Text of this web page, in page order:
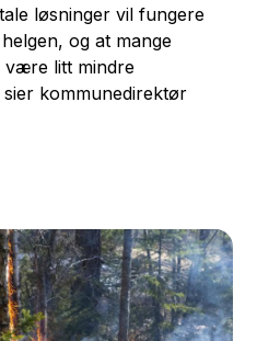
løsninger vil fungere
og at mange
være litt mindre
sier kommunedirektør